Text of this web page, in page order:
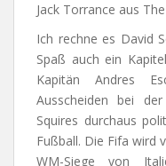
Jack Torrance aus
Ich rechne es David
Spaß auch ein
Kapitän Andres
Ausscheiden bei
Squires durchaus
Fußball. Die Fifa wird
WM-Siege von